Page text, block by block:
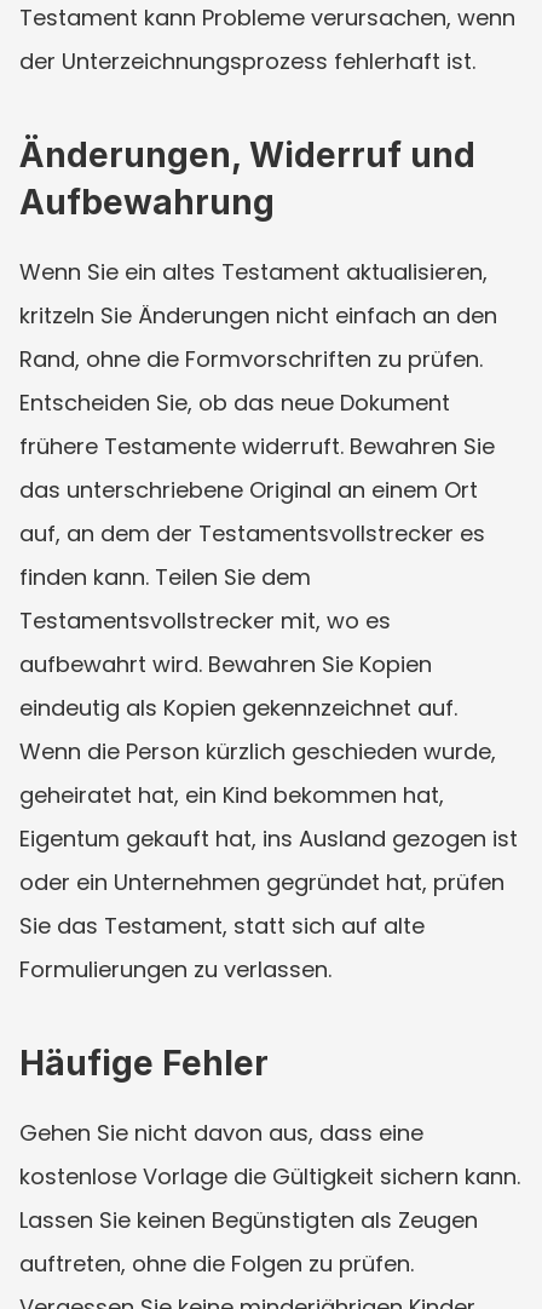
Testament kann Probleme verursachen, wenn
der Unterzeichnungsprozess fehlerhaft ist.
Änderungen, Widerruf und
Aufbewahrung
Wenn Sie ein altes Testament aktualisieren,
kritzeln Sie Änderungen nicht einfach an den
Rand, ohne die Formvorschriften zu prüfen.
Entscheiden Sie, ob das neue Dokument
frühere Testamente widerruft. Bewahren Sie
das unterschriebene Original an einem Ort
auf, an dem der Testamentsvollstrecker es
finden kann. Teilen Sie dem
Testamentsvollstrecker mit, wo es
aufbewahrt wird. Bewahren Sie Kopien
eindeutig als Kopien gekennzeichnet auf.
Wenn die Person kürzlich geschieden wurde,
geheiratet hat, ein Kind bekommen hat,
Eigentum gekauft hat, ins Ausland gezogen ist
oder ein Unternehmen gegründet hat, prüfen
Sie das Testament, statt sich auf alte
Formulierungen zu verlassen.
Häufige Fehler
Gehen Sie nicht davon aus, dass eine
kostenlose Vorlage die Gültigkeit sichern kann.
Lassen Sie keinen Begünstigten als Zeugen
auftreten, ohne die Folgen zu prüfen.